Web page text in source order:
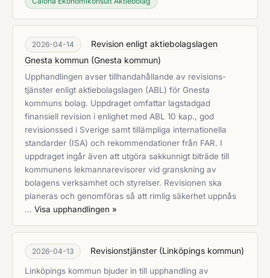
2026-04-14
Revision enligt aktiebolagslagen
Gnesta kommun (Gnesta kommun)
Upphandlingen avser tillhandahållande av revisions­
tjänster enligt aktiebolagslagen (ABL) för Gnesta
kommuns bolag. Uppdraget omfattar lagstadgad
finansiell revision i enlighet med ABL 10 kap., god
revisionssed i Sverige samt tillämpliga internationella
standarder (ISA) och rekommendationer från FAR. I
uppdraget ingår även att utgöra sakkunnigt biträde till
kommunens lekmannarevisorer vid granskning av
bolagens verksamhet och styrelser. Revisionen ska
planeras och genomföras så att rimlig säkerhet uppnås
… Visa upphandlingen »
2026-04-13 Revisionstjänster (Linköpings kommun)
Linköpings kommun bjuder in till upphandling av